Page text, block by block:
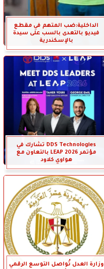
الداخلية:ضب المتهم في مقطع
فيديو بالتعدى بالسب على سيدة
بالإسكندرية
DDS Technologies تشارك في
مؤتمر LEAP 2026 بالتعاون مع
هواوي كلاود
وزارة العدل تُواصل التوسع الرقمي